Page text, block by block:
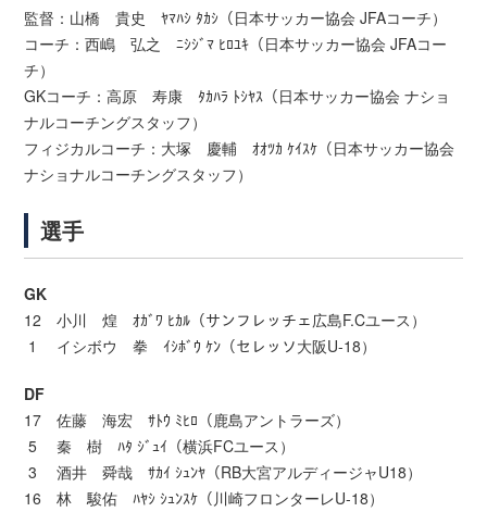
監督：山橋 貴史 ﾔﾏﾊｼ ﾀｶｼ（日本サッカー協会 JFAコーチ）
コーチ：西嶋 弘之 ﾆｼｼﾞﾏ ﾋﾛﾕｷ（日本サッカー協会 JFAコー
チ）
GKコーチ：高原 寿康 ﾀｶﾊﾗ ﾄｼﾔｽ（日本サッカー協会 ナショ
ナルコーチングスタッフ）
フィジカルコーチ：大塚 慶輔 ｵｵﾂｶ ｹｲｽｹ（日本サッカー協会
ナショナルコーチングスタッフ）
選手
GK
12 小川 煌 ｵｶﾞﾜ ﾋｶﾙ（サンフレッチェ広島F.Cユース）
1 イシボウ 拳 ｲｼﾎﾞｳ ｹﾝ（セレッソ大阪U-18）
DF
17 佐藤 海宏 ｻﾄｳ ﾐﾋﾛ（鹿島アントラーズ）
5 秦 樹 ﾊﾀ ｼﾞｭｲ（横浜FCユース）
3 酒井 舜哉 ｻｶｲ ｼｭﾝﾔ（RB大宮アルディージャU18）
16 林 駿佑 ﾊﾔｼ ｼｭﾝｽｹ（川崎フロンターレU-18）